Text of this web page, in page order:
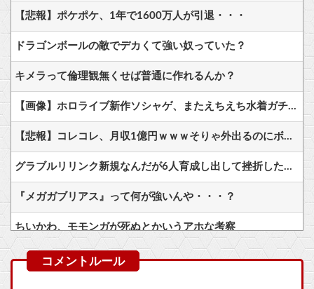
【悲報】ポケポケ、1年で1600万人が引退・・・
ドラゴンボールの敵でデカくて強い奴っていた？
キメラって倫理観無くせば普通に作れるんか？
【画像】ホロライブ新作ソシャゲ、またえちえち水着ガチャｗｗ
【悲報】コレコレ、月収1億円ｗｗｗそりゃ外出るのにボディガードつけるわ…
グラブルリリンク新規なんだが6人育成し出して挫折した、これ全キャラ育成するのにどんだけかかるの？
『メガガブリアス』って何が強いんや・・・？
ちいかわ、モモンガが死ぬとかいうアホな考察
【悲報】漫画『ナナとカオル』作者、大腸がんステージ4